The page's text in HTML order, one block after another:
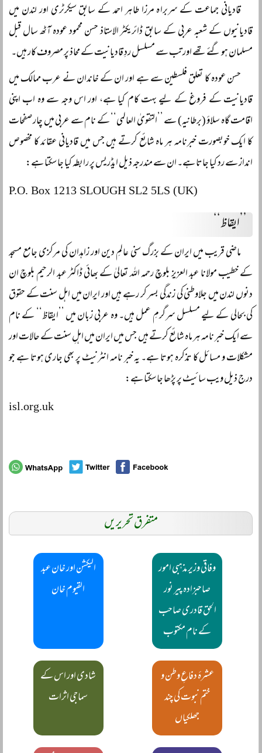
قادیانی جماعت کے سربراہ مرزا طاہر احمد کے سابق سیکرٹری اور لندن میں
قادیانیوں کے شعبہ عربی کے سابق ڈائریکٹر الاستاذ حسن محمود عودہ آٹھ سال قبل
مسلمان ہو گئے تھے اور تب سے مسلسل ردِ قادیانیت کے محاذ پر مصروف کار ہیں۔
حسن عودہ کا تعلق فلسطین سے ہے اور ان کے خاندان نے عرب ممالک میں
قادیانیت کے فروغ کے لیے بہت کام کیا ہے، اور اس وجہ سے وہ اب اپنی
اقامت گاہ سلاؤ (برطانیہ) سے ’’التقویٰ العالمی‘‘ کے نام سے عربی میں چار صفحات
کا ایک خوبصورت خبرنامہ ہر ماہ شائع کرتے ہیں جس میں قادیانی عقائد کا مخصوص
انداز سے رد کیا جاتا ہے۔ ان سے مندرجہ ذیل ایڈریس پر رابطہ کیا جا سکتا ہے:
P.O. Box 1213 SLOUGH SL2 5LS (UK)
’’ایقاظ‘‘
ماضی قریب میں ایران کے بزرگ سنی عالمِ دین اور زاہدان کی مرکزی جامع مسجد
کے خطیب مولانا عبد العزیز بلوچ رحمہ اللہ تعالیٰ کے بھائی ڈاکٹر عبد الرحیم بلوچ ان
دنوں لندن میں جلاوطنی کی زندگی بسر کر رہے ہیں اور ایران میں اہل سنت کے حقوق
کی بحالی کے لیے مسلسل سرگرمِ عمل ہیں۔ وہ عربی زبان میں ’’ایقاظ‘‘ کے نام
سے ایک خبر نامہ ہر ماہ شائع کرتے ہیں جس میں ایران میں اہلِ سنت کے حالات اور
مشکلات و مسائل کا تذکرہ ہوتا ہے۔ یہ خبر نامہ انٹرنیٹ پر بھی جاری ہوتا ہے جو
درج ذیل ویب سائیٹ پر پڑھا جا سکتا ہے:
isl.org.uk
متفرق تحریریں
وفاقی وزیر مذہبی امور
صاحبزادہ پیر نور
الحق قادری صاحب
کے نام مکتوب
الیکشن اور خان عبد
القیوم خان
عشرۂ دفاعِ وطن و
ختم نبوت کی چند
جھلکیاں
شادی اور اس کے
سماجی اثرات